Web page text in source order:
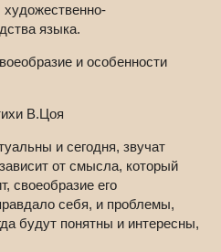
художественно-
языка.
и особенности
В.Цоя
и сегодня, звучат
от смысла, который
своеобразие его
себя, и проблемы,
будут понятны и интересны,